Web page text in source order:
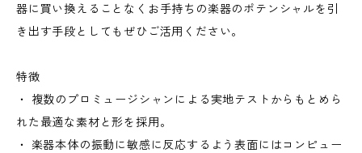
器に買い換えることなくお手持ちの楽器のポテンシャルを引
き出す手段としてもぜひご活用ください。
特徴
・ 複数のプロミュージシャンによる実地テストからもとめら
れた最適な素材と形を採用。
・ 楽器本体の振動に敏感に反応するよう表面にはコンピュー